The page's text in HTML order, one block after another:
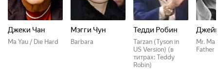
Джеки Чан
Ma Yau / Die Hard
Мэгги Чун
Barbara
Тедди Робин
Tarzan (Tyson in
US Version) (в
титрах: Teddy
Robin)
Mr. Ma
Father